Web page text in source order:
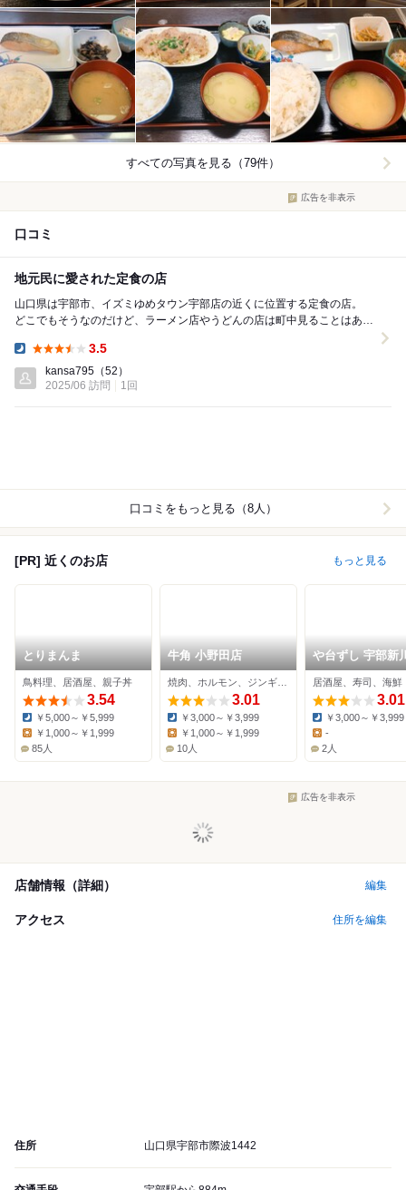
すべての写真を見る（79件）
広告を非表示
口コミ
地元民に愛された定食の店
山口県は宇部市、イズミゆめタウン宇部店の近くに位置する定食の店。
どこでもそうなのだけど、ラーメン店やうどんの店は町中見ることはあっ
3.5
kansa795 （52）
2025/06 訪問
1回
口コミをもっと見る（8人）
[PR] 近くのお店 もっと見る
とりまんま
鳥料理、居酒屋、親子丼
3.54
Dinner:
￥5,000～￥5,999
Lunch:
￥1,000～￥1,999
85人
牛角 小野田店
3.01
Dinner:
￥3,000～￥3,999
Lunch:
￥1,000～￥1,999
10人
や台ずし 宇部新
前町
居酒屋、寿司、海鮮
3.01
Dinner:
￥3,000～￥3,999
Lunch:
-
2人
広告を非表示
店舗情報（詳細） 編集
アクセス 住所を編集
住所 山口県宇部市際波1442